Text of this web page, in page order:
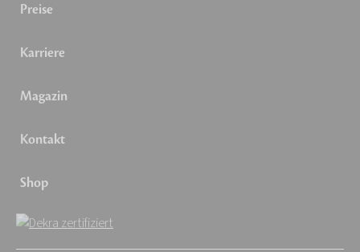
Preise
Karriere
Magazin
Kontakt
Shop